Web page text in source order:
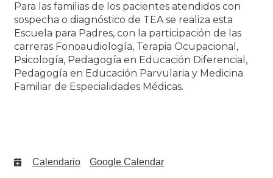
Para las familias de los pacientes atendidos con
sospecha o diagnóstico de TEA se realiza esta
Escuela para Padres, con la participación de las
carreras Fonoaudiología, Terapia Ocupacional,
Psicología, Pedagogía en Educación Diferencial,
Pedagogía en Educación Parvularia y Medicina
Familiar de Especialidades Médicas.
Calendario Google Calendar